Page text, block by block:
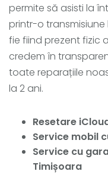
permite să asisti la
printr-o
fie fiind prezent fizic
credem în
toate reparațiile
la 2 ani.
Resetare
Service mobil
Service cu
Timișoara